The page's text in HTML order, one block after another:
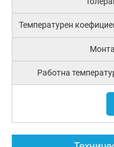
Температурен
Работна